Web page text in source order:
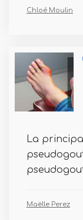
Chloé Moulin
La
Maëlle Perez